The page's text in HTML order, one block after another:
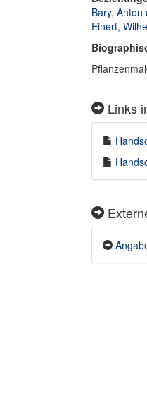
Bary,
Einert,
Links